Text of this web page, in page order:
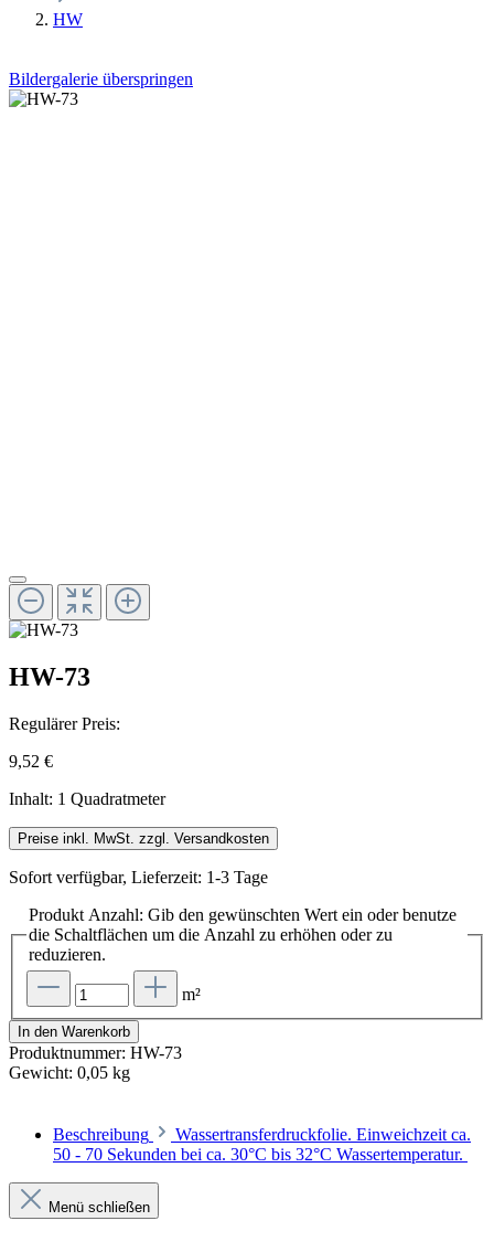
HW
Bildergalerie überspringen
HW-73
Regulärer Preis:
9,52 €
Inhalt: 1 Quadratmeter
Preise inkl. MwSt. zzgl. Versandkosten
Sofort verfügbar, Lieferzeit: 1-3 Tage
Produkt Anzahl: Gib den gewünschten Wert ein oder benutze
die Schaltflächen um die Anzahl zu erhöhen oder zu
reduzieren.
m²
In den Warenkorb
Produktnummer: HW-73
Gewicht: 0,05 kg
Beschreibung
Wassertransferdruckfolie. Einweichzeit ca.
50 - 70 Sekunden bei ca. 30°C bis 32°C Wassertemperatur.
Menü schließen